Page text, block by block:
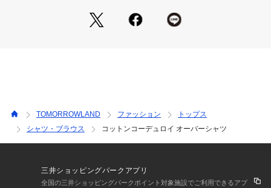
店舗にお問い合わせの際は、下記の商品番号をお申し付けくだ
汗や雨などで濡れた時や、お洗濯の際はご注意ください。
新しいうちは淡い色の服やバッグ等と合わせてのご使用はお避
けください。
水洗い可の表示のものは他のものと分けて単独洗いをしてくだ
TOMORROWLAND ファッション
トップス
シャツ・ブラウス
コットンコーデュロイ オーバーシャツ
三井ショッピングパークアプリ
全国の三井ショッピングパークポイント対象施設でご利用できるアプ